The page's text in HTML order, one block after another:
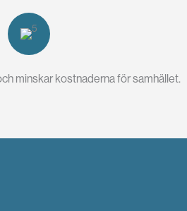
minskar kostnaderna för samhället.